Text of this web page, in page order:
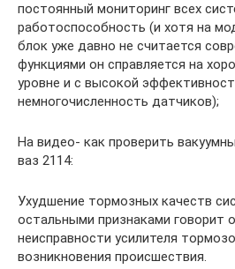
постоянный мониторинг всех
работоспособность (и хотя на
блок уже давно не считается
функциями он справляется на
уровне и с высокой
немногочисленность датчиков);
На видео- как проверить
ваз 2114:
Ухудшение тормозных качеств
остальными признаками говорит
неисправности усилителя
возникновения происшествия.